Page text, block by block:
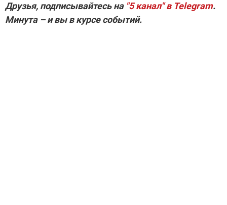
Друзья, подписывайтесь на "5 канал" в Telegram.
Минута – и вы в курсе событий.